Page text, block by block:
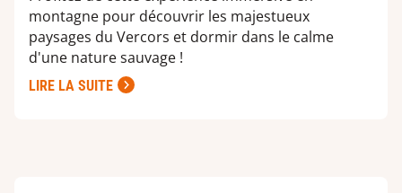
montagne pour découvrir les majestueux
paysages du Vercors et dormir dans le calme
d'une nature sauvage !
LIRE LA SUITE